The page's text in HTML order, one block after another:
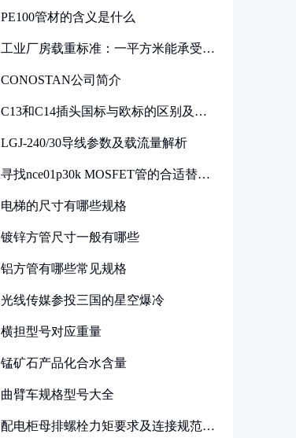
PE100管材的含义是什么
工业厂房载重标准：一平方米能承受多
CONOSTAN公司简介
C13和C14插头国标与欧标的区别及其
LGJ-240/30导线参数及载流量解析
寻找nce01p30k MOSFET管的合适替代
电梯的尺寸有哪些规格
镀锌方管尺寸一般有哪些
铝方管有哪些常见规格
光线传媒参投三国的星空爆冷
横担型号对应重量
锰矿石产品化合水含量
曲臂车规格型号大全
配电柜母排螺栓力矩要求及连接规范详